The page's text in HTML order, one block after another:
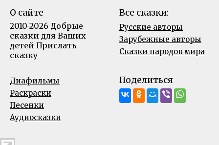
О сайте
2010-2026 Добрые
сказки для Ваших
детей Прислать
сказку
Все сказки:
Русские авторы
Зарубежные авторы
Сказки народов мира
Диафильмы
Раскраски
Песенки
Аудиосказки
Поделиться